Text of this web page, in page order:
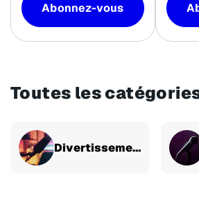
Abonnez-vous
Toutes les
Divertissement